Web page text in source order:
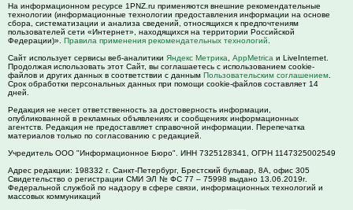
На информационном ресурсе 1PNZ.ru применяются внешние рекомендательные
технологии (информационные технологии предоставления информации на основе
сбора, систематизации и анализа сведений, относящихся к предпочтениям
пользователей сети «Интернет», находящихся на территории Российской
Федерации)». Правила применения рекомендательных технологий
Сайт использует сервисы веб-аналитики Яндекс Метрика AppMetrica и LiveInternet.
Продолжая использовать этот Сайт, вы соглашаетесь с использованием cookie-
файлов и других данных в соответствии с данным Пользовательским соглашением
Срок обработки персональных данных при помощи cookie-файлов составляет 14
дней.
Редакция не несет ответственность за достоверность информации,
опубликованной в рекламных объявлениях и сообщениях информационных
агентств. Редакция не предоставляет справочной информации. Перепечатка
материалов только по согласованию с редакцией.
Учредитель ООО "Информационное Бюро". ИНН 7325128341, ОГРН 1147325002549
Адрес редакции: 198332 г. Санкт-Петербург, Брестский бульвар, 8А, офис 305
Свидетельство о регистрации СМИ ЭЛ № ФС 77 – 75998 выдано 13.06.2019г.
Федеральной службой по надзору в сфере связи, информационных технологий и
массовых коммуникаций